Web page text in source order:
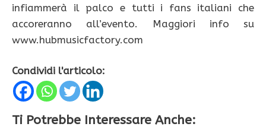
infiammerà il palco e tutti i fans italiani che
accoreranno all’evento. Maggiori info su
www.hubmusicfactory.com
Condividi l'articolo:
Ti Potrebbe Interessare Anche: